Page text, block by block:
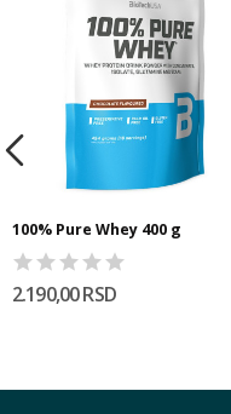
100% Pure Whey 400 g
2.190,00 RSD